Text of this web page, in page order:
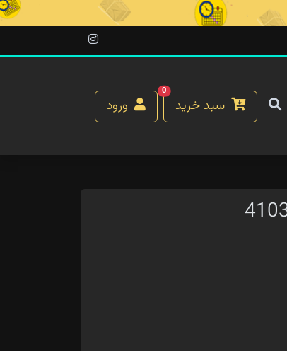
سبد خرید
0
ورود